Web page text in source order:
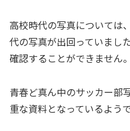
高校時代の写真については
代の写真が出回っていまし
確認することができません。
青春ど真ん中のサッカー部
重な資料となっているようで